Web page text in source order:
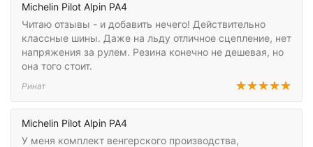
Michelin Pilot Alpin PA4
Читаю отзывы - и добавить нечего! Действительно
классные шины. Даже на льду отличное сцепление, нет
напряжения за рулем. Резина конечно не дешевая, но
она того стоит.
Ринат
Michelin Pilot Alpin PA4
У меня комплект венгерского производства,